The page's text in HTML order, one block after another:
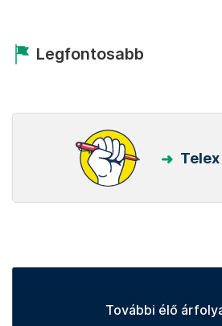
Legfontosabb
További élő